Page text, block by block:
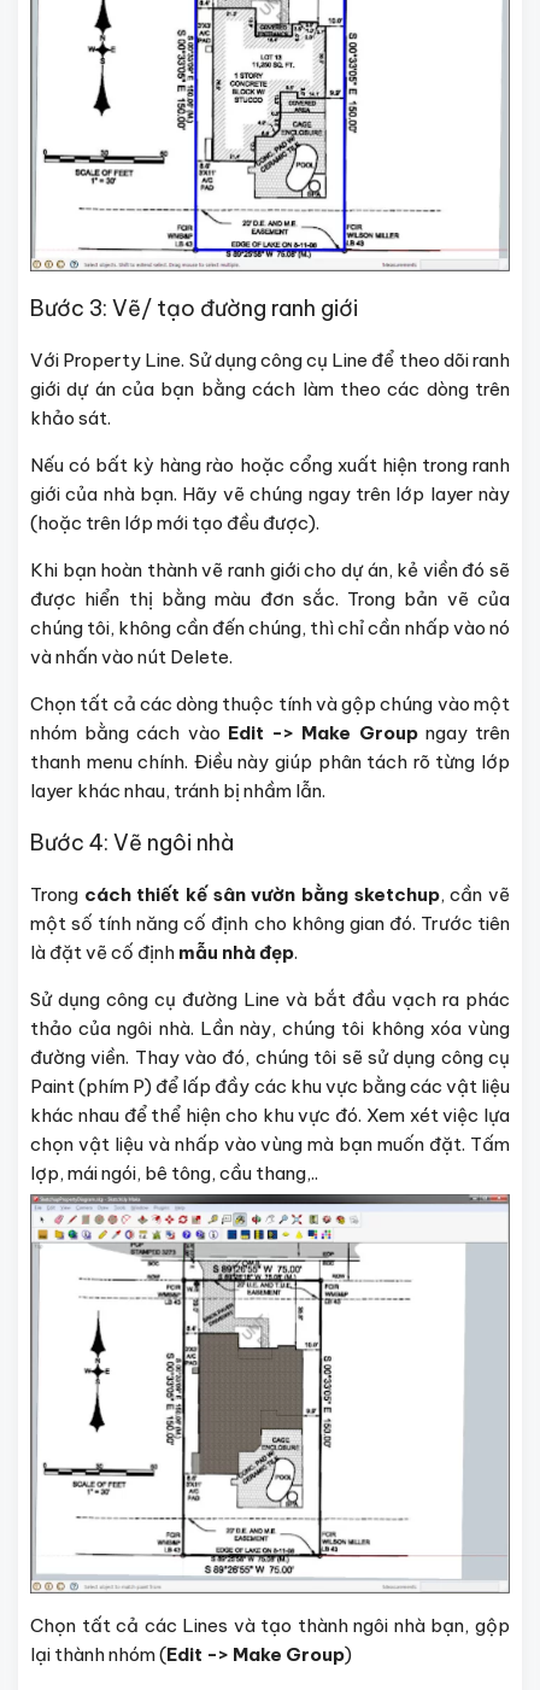
Bước 3: Vẽ/ tạo đường ranh giới
Với Property Line. Sử dụng công cụ Line để theo dõi ranh
giới dự án của bạn bằng cách làm theo các dòng trên
khảo sát.
Nếu có bất kỳ hàng rào hoặc cổng xuất hiện trong ranh
giới của nhà bạn. Hãy vẽ chúng ngay trên lớp layer này
(hoặc trên lớp mới tạo đều được).
Khi bạn hoàn thành vẽ ranh giới cho dự án, kẻ viền đó sẽ
được hiển thị bằng màu đơn sắc. Trong bản vẽ của
chúng tôi, không cần đến chúng, thì chỉ cần nhấp vào nó
và nhấn vào nút Delete.
Chọn tất cả các dòng thuộc tính và gộp chúng vào một
nhóm bằng cách vào Edit -> Make Group ngay trên
thanh menu chính. Điều này giúp phân tách rõ từng lớp
layer khác nhau, tránh bị nhầm lẫn.
Bước 4: Vẽ ngôi nhà
Trong cách thiết kế sân vườn bằng sketchup, cần vẽ
một số tính năng cố định cho không gian đó. Trước tiên
là đặt vẽ cố định mẫu nhà đẹp.
Sử dụng công cụ đường Line và bắt đầu vạch ra phác
thảo của ngôi nhà. Lần này, chúng tôi không xóa vùng
đường viền. Thay vào đó, chúng tôi sẽ sử dụng công cụ
Paint (phím P) để lấp đầy các khu vực bằng các vật liệu
khác nhau để thể hiện cho khu vực đó. Xem xét việc lựa
chọn vật liệu và nhấp vào vùng mà bạn muốn đặt. Tấm
lợp, mái ngói, bê tông, cầu thang,..
Chọn tất cả các Lines và tạo thành ngôi nhà bạn, gộp
lại thành nhóm (Edit -> Make Group)